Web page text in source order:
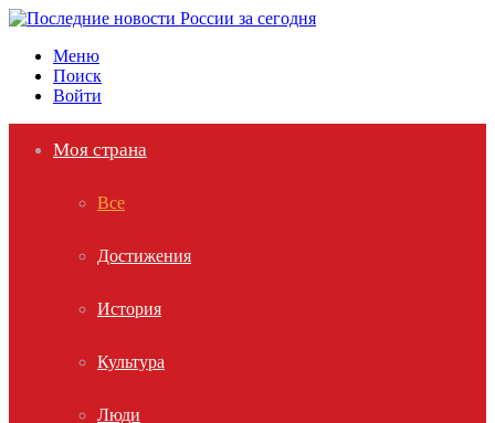
Меню
Поиск
Войти
Моя страна
Все
Достижения
История
Культура
Люди